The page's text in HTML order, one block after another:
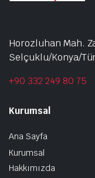
Horozluhan Mah.
Selçuklu/Konya/
+90 332 249 80 75
Kurumsal
Ana Sayfa
Kurumsal
Hakkımızda